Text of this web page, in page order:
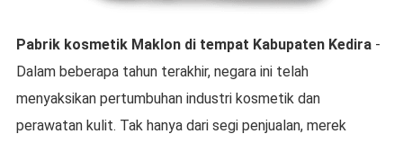
Pabrik kosmetik Maklon di tempat Kabupaten Kedira-
Dalam beberapa tahun terakhir, negara ini telah
menyaksikan pertumbuhan industri kosmetik dan
perawatan kulit. Tak hanya dari segi penjualan, merek